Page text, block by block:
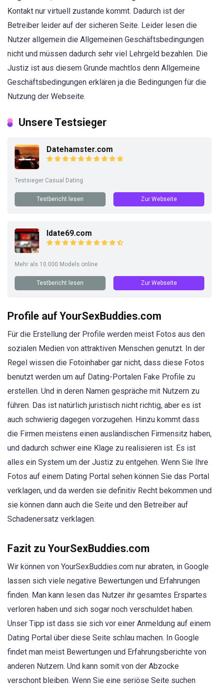
Kontakt nur virtuell zustande kommt. Dadurch ist der
Betreiber leider auf der sicheren Seite. Leider lesen die
Nutzer allgemein die Allgemeinen Geschäftsbedingungen
nicht und müssen dadurch sehr viel Lehrgeld bezahlen. Die
Justiz ist aus diesem Grunde machtlos denn Allgemeine
Geschäftsbedingungen erklären ja die Bedingungen für die
Nutzung der Webseite.
Unsere Testsieger
Datehamster.com
Testsieger Casual Dating
Testbericht lesen Zur Webseite
Idate69.com
Mehr als 10.000 Models online
Testbericht lesen Zur Webseite
Profile auf YourSexBuddies.com
Für die Erstellung der Profile werden meist Fotos aus den
sozialen Medien von attraktiven Menschen genutzt. In der
Regel wissen die Fotoinhaber gar nicht, dass diese Fotos
benutzt werden um auf Dating-Portalen Fake Profile zu
erstellen. Und in deren Namen gespräche mit Nutzern zu
führen. Das ist natürlich juristisch nicht richtig, aber es ist
auch schwierig dagegen vorzugehen. Hinzu kommt dass
die Firmen meistens einen ausländischen Firmensitz haben,
und dadurch schwer eine Klage zu realisieren ist. Es ist
alles ein System um der Justiz zu entgehen. Wenn Sie Ihre
Fotos auf einem Dating Portal sehen können Sie das Portal
verklagen, und da werden sie definitiv Recht bekommen und
sie können dann auch die Seite und den Betreiber auf
Schadenersatz verklagen.
Fazit zu YourSexBuddies.com
Wir können von YourSexBuddies.com nur abraten, in Google
lassen sich viele negative Bewertungen und Erfahrungen
finden. Man kann lesen das Nutzer ihr gesamtes Erspartes
verloren haben und sich sogar noch verschuldet haben.
Unser Tipp ist dass sie sich vor einer Anmeldung auf einem
Dating Portal über diese Seite schlau machen. In Google
findet man meist Bewertungen und Erfahrungsberichte von
anderen Nutzern. Und kann somit von der Abzocke
verschont bleiben. Wenn Sie eine seriöse Seite suchen